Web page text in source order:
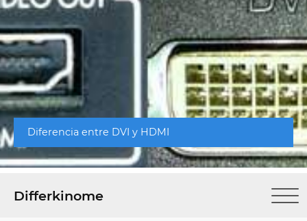
Diferencia entre DVI y HDMI
Differkinome